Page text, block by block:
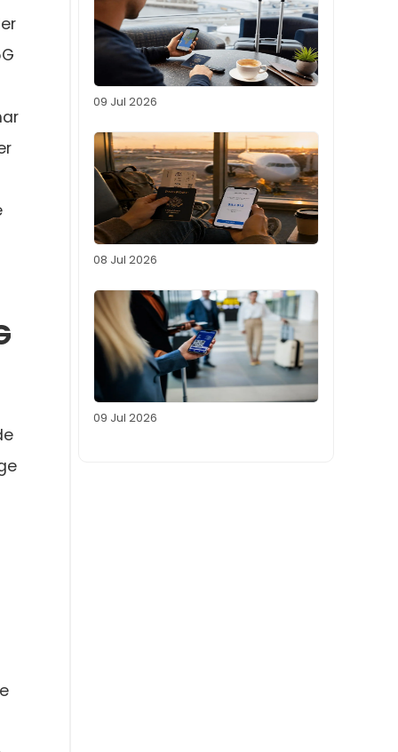
09 Jul 2026
08 Jul 2026
09 Jul 2026